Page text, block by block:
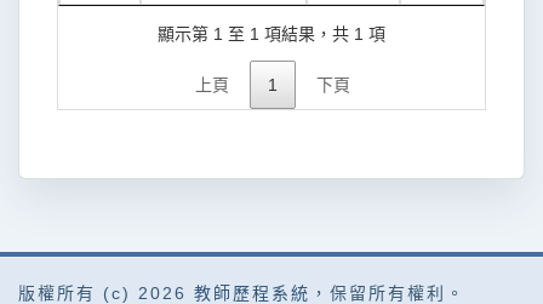
顯示第 1 至 1 項結果，共 1 項
上頁 1 下頁
版權所有 (c) 2026 教師歷程系統 ，保留所有權利。